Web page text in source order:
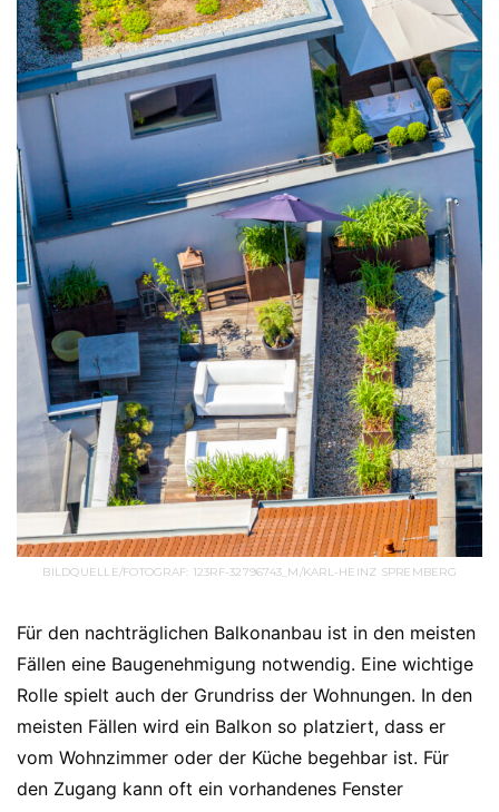
BILDQUELLE/FOTOGRAF: 123RF-32796743_M/KARL-HEINZ SPREMBERG
Für den nachträglichen Balkonanbau ist in den meisten
Fällen eine Baugenehmigung notwendig. Eine wichtige
Rolle spielt auch der Grundriss der Wohnungen. In den
meisten Fällen wird ein Balkon so platziert, dass er
vom Wohnzimmer oder der Küche begehbar ist. Für
den Zugang kann oft ein vorhandenes Fenster